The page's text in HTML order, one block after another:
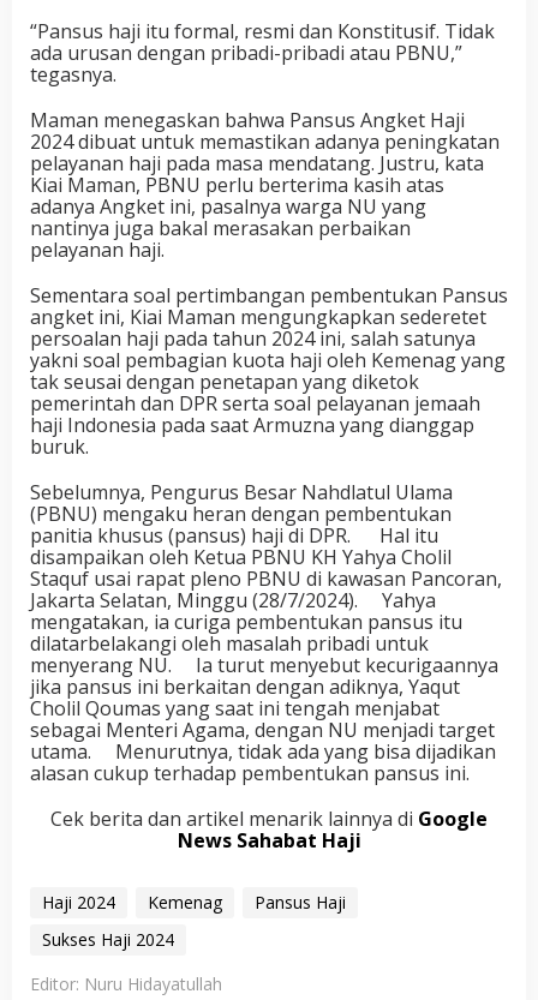
“Pansus haji itu formal, resmi dan Konstitusif. Tidak
ada urusan dengan pribadi-pribadi atau PBNU,”
tegasnya.
Maman menegaskan bahwa Pansus Angket Haji
2024 dibuat untuk memastikan adanya peningkatan
pelayanan haji pada masa mendatang. Justru, kata
Kiai Maman, PBNU perlu berterima kasih atas
adanya Angket ini, pasalnya warga NU yang
nantinya juga bakal merasakan perbaikan
pelayanan haji.
Sementara soal pertimbangan pembentukan Pansus
angket ini, Kiai Maman mengungkapkan sederetet
persoalan haji pada tahun 2024 ini, salah satunya
yakni soal pembagian kuota haji oleh Kemenag yang
tak seusai dengan penetapan yang diketok
pemerintah dan DPR serta soal pelayanan jemaah
haji Indonesia pada saat Armuzna yang dianggap
buruk.
Sebelumnya, Pengurus Besar Nahdlatul Ulama
(PBNU) mengaku heran dengan pembentukan
panitia khusus (pansus) haji di DPR. Hal itu
disampaikan oleh Ketua PBNU KH Yahya Cholil
Staquf usai rapat pleno PBNU di kawasan Pancoran,
Jakarta Selatan, Minggu (28/7/2024). Yahya
mengatakan, ia curiga pembentukan pansus itu
dilatarbelakangi oleh masalah pribadi untuk
menyerang NU. Ia turut menyebut kecurigaannya
jika pansus ini berkaitan dengan adiknya, Yaqut
Cholil Qoumas yang saat ini tengah menjabat
sebagai Menteri Agama, dengan NU menjadi target
utama. Menurutnya, tidak ada yang bisa dijadikan
alasan cukup terhadap pembentukan pansus ini.
Cek berita dan artikel menarik lainnya di Google
News Sahabat Haji
Haji 2024 Kemenag
Pansus Haji
Sukses Haji 2024
Editor: Nuru Hidayatullah